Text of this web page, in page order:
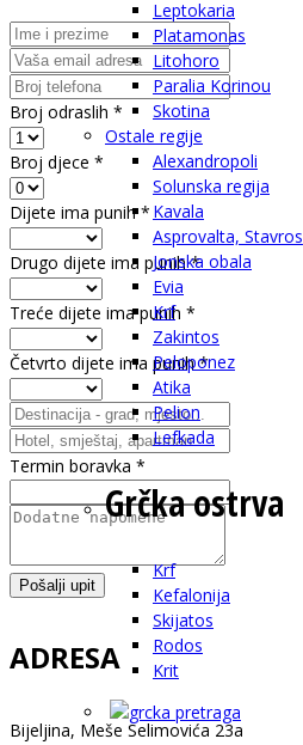
Leptokaria
Platamonas
Litohoro
Paralia Korinou
Skotina
Ostale regije
Alexandropoli
Solunska regija
Kavala
Asprovalta, Stavros
Jonska obala
Evia
Krf
Zakintos
Peloponez
Atika
Pelion
Lefkada
Grčka ostrva
Krf
Kefalonija
Skijatos
Rodos
Krit
Broj odraslih *
Broj djece *
Dijete ima punih*
Drugo dijete ima punih*
Treće dijete ima punih *
Četvrto dijete ima punih*
Termin boravka *
Pošalji upit
ADRESA
Bijeljina, Meše Selimovića 23a